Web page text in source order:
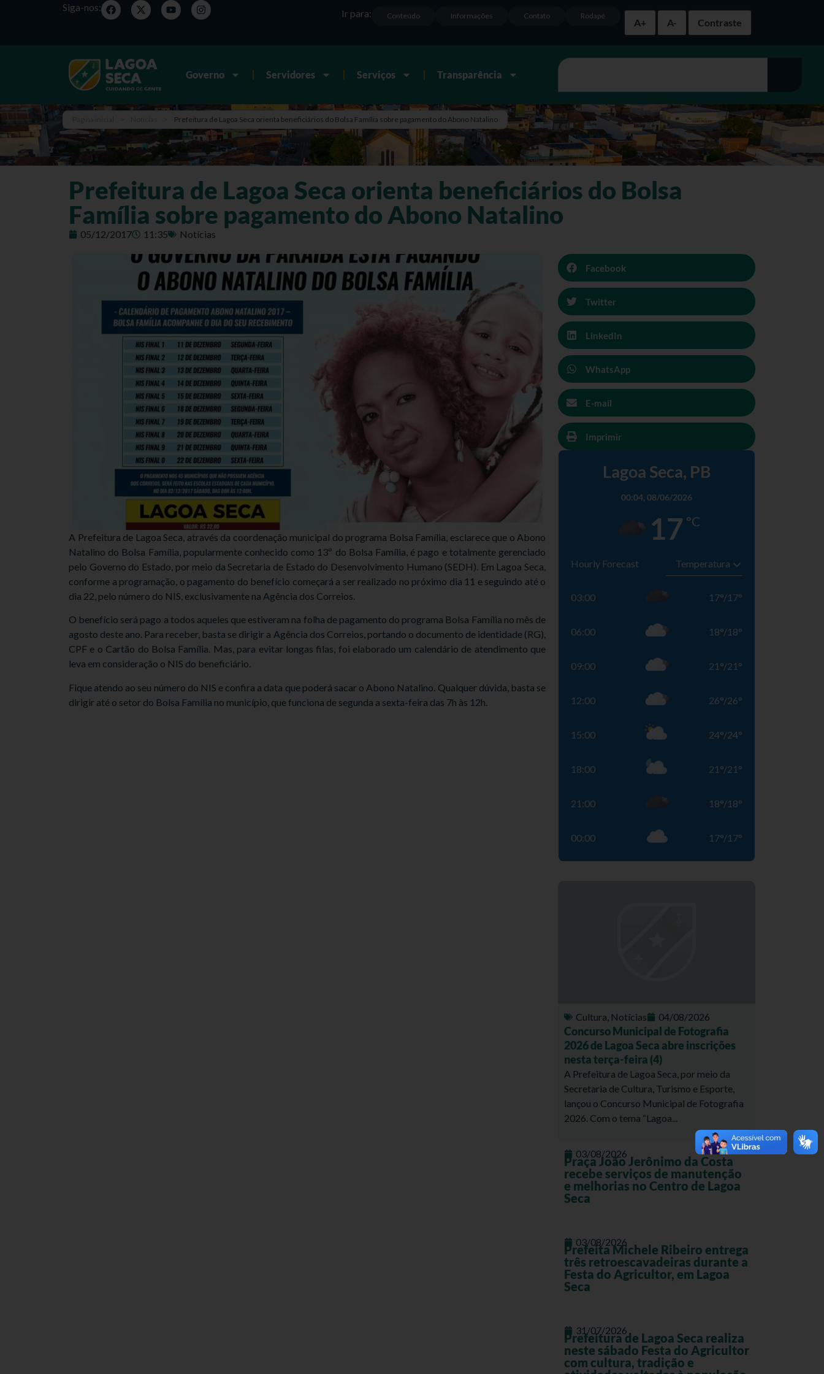
Siga-nos:
A+
A- Contraste
Rodapé
Contato
Informações
Conteúdo
Ir para:
Governo Servidores Serviços Transparência
Prefeitura de Lagoa Seca orienta beneficiários do Bolsa Família sobre pagamento do Abono Natalino
Prefeitura de Lagoa Seca orienta beneficiários do Bolsa
Família sobre pagamento do Abono Natalino
05/12/2017 11:35 Notícias
A Prefeitura de Lagoa Seca, através da coordenação municipal do programa Bolsa Família, esclarece que o Abono
Natalino do Bolsa Família, popularmente conhecido como 13º do Bolsa Família, é pago e totalmente gerenciado
pelo Governo do Estado, por meio da Secretaria de Estado do Desenvolvimento Humano (SEDH). Em Lagoa Seca,
conforme a programação, o pagamento do benefício começará a ser realizado no próximo dia 11 e seguindo até o
dia 22, pelo número do NIS, exclusivamente na Agência dos Correios.
O benefício será pago a todos aqueles que estiveram na folha de pagamento do programa Bolsa Família no mês de
agosto deste ano. Para receber, basta se dirigir a Agência dos Correios, portando o documento de identidade (RG),
CPF e o Cartão do Bolsa Família. Mas, para evitar longas filas, foi elaborado um calendário de atendimento que
leva em consideração o NIS do beneficiário.
Fique atendo ao seu número do NIS e confira a data que poderá sacar o Abono Natalino. Qualquer dúvida, basta se
dirigir até o setor do Bolsa Família no município, que funciona de segunda a sexta-feira das 7h às 12h.
Facebook
Twitter
LinkedIn
WhatsApp
E-mail
Imprimir
Lagoa Seca, PB
00:04, 08/06/2026
17 °C
Hourly Forecast
03:00 17°/17°
06:00 18°/18°
09:00 21 °/21 °
12:00 26°/26°
15:00 24°/24°
18:00 21 °/21 °
21:00 18°/18°
00:00 17°/17°
Cultura, Notícias 04/08/2026
Concurso Municipal de Fotografia
2026 de Lagoa Seca abre inscrições
nesta terça-feira (4)
A Prefeitura de Lagoa Seca, por meio da
Secretaria de Cultura, Turismo e Esporte,
lançou o Concurso Municipal de Fotografia
2026. Com o tema “Lagoa...
03/08/2026
Praça João Jerônimo da Costa
recebe serviços de manutenção
e melhorias no Centro de Lagoa
Seca
03/08/2026
Prefeita Michele Ribeiro entrega
três retroescavadeiras durante a
Festa do Agricultor, em Lagoa
Seca
31/07/2026
Prefeitura de Lagoa Seca realiza
neste sábado Festa do Agricultor
com cultura, tradição e